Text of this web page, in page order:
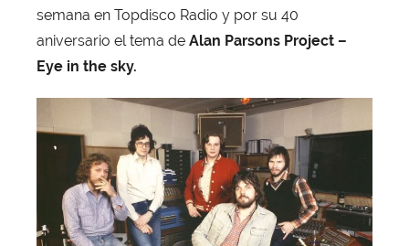
X
a
T
o
b
a
j
a
semana en Topdisco Radio y por su 40
aniversario el tema de Alan Parsons Project –
Eye in the sky.